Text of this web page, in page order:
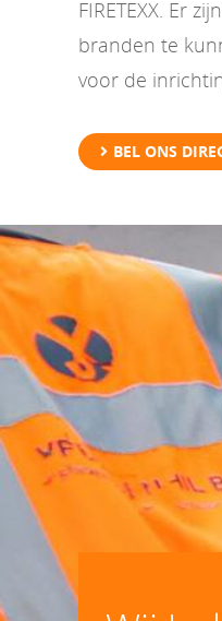
FIRETEXX. Er
branden te
voor de
BEL ONS